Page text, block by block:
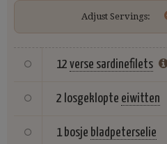
Adjust Servings:
12 verse sardinefilets
2 losgeklopte eiwitten
1 bosje bladpeterselie